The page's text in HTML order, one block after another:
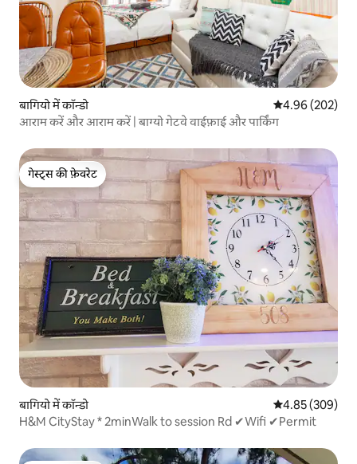
बागियो में कॉन्डो औसत रेटिंग 5 में से
4.96 (202)
आराम करें और आराम करें | बाग्यो गेटवे वाईफ़ाई और पार्किंग
गेस्ट्स की फ़ेवरेट
गेस्ट्स की फ़ेवरेट
बागियो में कॉन्डो औसत रेटिंग 5 में से
4.85 (309)
H&M CityStay * 2minWalk to session Rd ✔Wifi ✔Permit